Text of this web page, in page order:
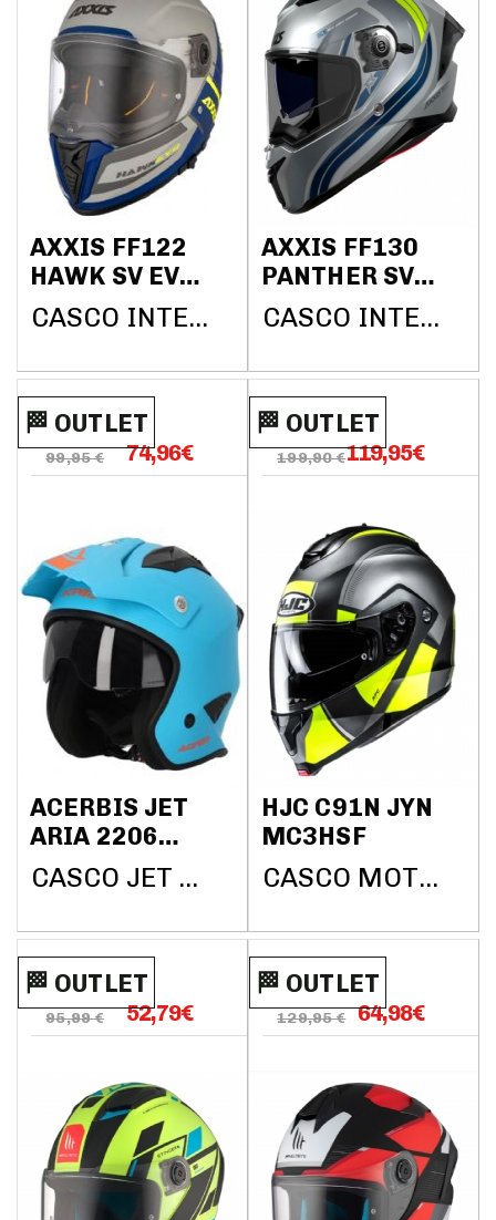
AXXIS FF122
HAWK SV EVO
2206
DAYTONA C2
CASCO INTEGRAL AXXIS HELMETS
AXXIS FF130
PANTHER SV
2206 TRIBUTE
C2 GRIS MATE
CASCO INTEGRAL AXXIS HELMETS
🏁​​​​ OUTLET
99,95 € 74,96€
ACERBIS JET
ARIA 2206
AZUL 2
CASCO JET ACERBIS
🏁​​​​ OUTLET
199,90 €119,95€
HJC C91N JYN
MC3HSF
CASCO MOTO HJC C91N JYN MC3HSF
🏁​​​​ OUTLET
95,99 € 52,79€
🏁​​​​ OUTLET
129,95 € 64,98€